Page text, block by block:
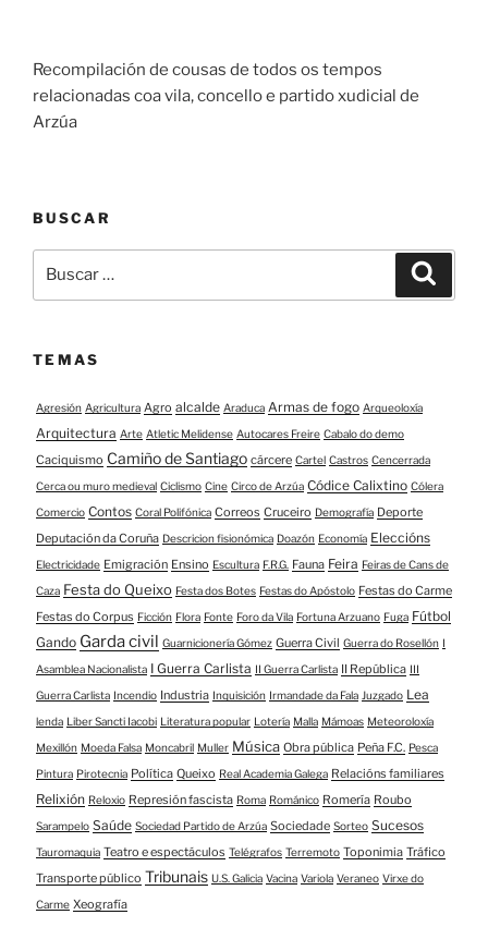
Recompilación de cousas de todos os tempos
relacionadas coa vila, concello e partido xudicial de
Arzúa
BUSCAR
TEMAS
Agresión Agricultura Agro alcalde Araduca Armas de fogo Arqueoloxía
Arquitectura Arte Atletic Melidense Autocares Freire Cabalo do demo
Caciquismo Camiño de Santiago cárcere Cartel Castros Cencerrada
Cerca ou muro medieval Ciclismo Cine Circo de Arzúa Códice Calixtino Cólera
Comercio Contos Coral Polifónica Correos Cruceiro Demografía Deporte
Deputación da Coruña Descricion fisionómica Doazón Economía Eleccións
Electricidade Emigración Ensino Escultura F.R.G. Fauna Feira Feiras de Cans de
Caza Festa do Queixo Festa dos Botes Festas do Apóstolo Festas do Carme
Festas do Corpus Ficción Flora Fonte Foro da Vila Fortuna Arzuano Fuga Fútbol
Gando Garda civil Guarnicionería Gómez Guerra Civil Guerra do Rosellón I
Asamblea Nacionalista I Guerra Carlista II Guerra Carlista II República III
Guerra Carlista Incendio Industria Inquisición Irmandade da Fala Juzgado Lea
lenda Liber Sancti Iacobi Literatura popular Lotería Malla Mámoas Meteoroloxía
Mexillón Moeda Falsa Moncabril Muller Música Obra pública Peña F.C. Pesca
Pintura Pirotecnia Política Queixo Real Academia Galega Relacións familiares
Relixión Reloxio Represión fascista Roma Románico Romería Roubo
Sarampelo Saúde Sociedad Partido de Arzúa Sociedade Sorteo Sucesos
Tauromaquia Teatro e espectáculos Telégrafos Terremoto Toponimia Tráfico
Transporte público Tribunais U.S. Galicia Vacina Variola Veraneo Virxe do
Carme Xeografía